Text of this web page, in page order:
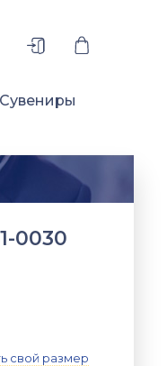
Сувениры
0030
свой размер